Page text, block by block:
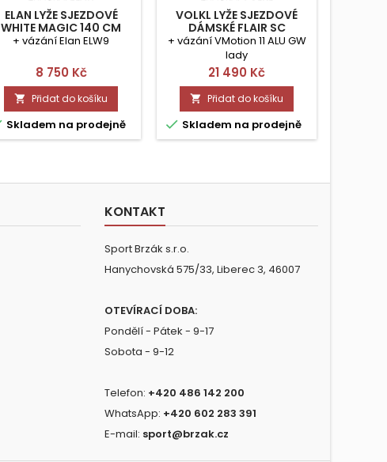
ELAN LYŽE SJEZDOVÉ
WHITE MAGIC 140 CM
+ vázání Elan ELW9
Cena
8 750 Kč
 Přidat do košíku
Skladem na prodejně
VOLKL LYŽE SJEZDOVÉ
DÁMSKÉ FLAIR SC
CARBON 160CM SET
+ vázání VMotion 11 ALU GW
lady
Cena
21 490 Kč
 Přidat do košíku
 Skladem na prodejně
KONTAKT
Sport Brzák s.r.o.
Hanychovská 575/33, Liberec 3, 46007
OTEVÍRACÍ DOBA:
Pondělí - Pátek - 9-17
Sobota - 9-12
Telefon: +420 486 142 200
WhatsApp: +420 602 283 391
E-mail: sport@brzak.cz